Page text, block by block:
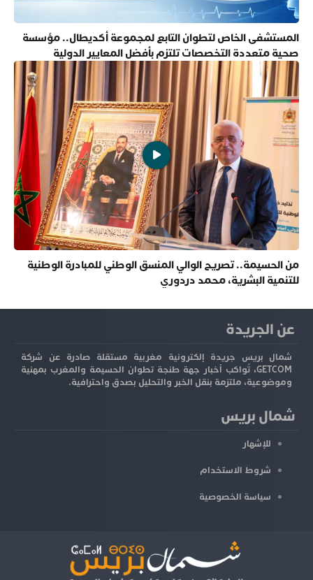
المستشفى الخاص لتطوان التابع لمجموعة أكديطال.. مؤسسة
صحية متعددة التخصصات تلتزم بأفضل المعايير الدولية
من الحسيمة.. تصريح الوالي المنسق الوطني للمبادرة الوطنية
للتنمية البشرية، محمد دردوري
عن الجريدة
شمال بريس جريدة إلكترونية مغربية مستقلة صادرة عن شركة
GETCOM، تُواكب أخبار جهة طنجة تطوان الحسيمة والمغرب بمهنية
وموضوعية، ملتزمة بنقل الخبر والتحليل بصدق واحترافية.
شمال بريس
للإشهار
شروط الاستخدام
سياسة الخصوصية